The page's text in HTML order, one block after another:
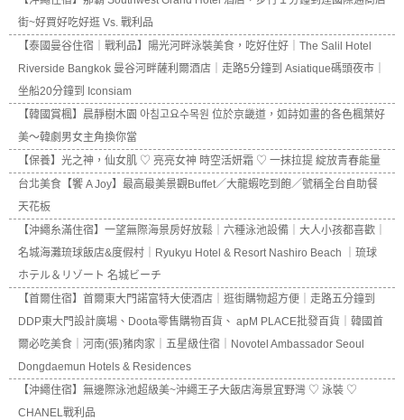
街~好買好吃好逛 Vs. 戰利品
【泰國曼谷住宿｜戰利品】陽光河畔泳裝美食，吃好住好｜The Salil Hotel
Riverside Bangkok 曼谷河畔薩利爾酒店｜走路5分鐘到 Asiatique碼頭夜市｜
坐船20分鐘到 Iconsiam
【韓國賞楓】晨靜樹木園 아침고요수목원 位於京畿道，如詩如畫的各色楓葉好
美～韓劇男女主角換你當
【保養】光之神，仙女肌 ♡ 亮亮女神 時空活妍霜 ♡ 一抹拉提 綻放青春能量
台北美食【饗 A Joy】最高最美景觀Buffet／大龍蝦吃到飽／號稱全台自助餐
天花板
【沖繩糸滿住宿】一望無際海景房好放鬆｜六種泳池設備｜大人小孩都喜歡｜
名城海灘琉球飯店&度假村｜Ryukyu Hotel & Resort Nashiro Beach ｜琉球
ホテル＆リゾート 名城ビーチ
【首爾住宿】首爾東大門諾富特大使酒店｜逛街購物超方便｜走路五分鐘到
DDP東大門設計廣場、Doota零售購物百貨、 apM PLACE批發百貨｜韓國首
爾必吃美食｜河南(張)豬肉家｜五星級住宿｜Novotel Ambassador Seoul
Dongdaemun Hotels & Residences
【沖繩住宿】無邊際泳池超級美~沖繩王子大飯店海景宜野灣 ♡ 泳裝 ♡
CHANEL戰利品